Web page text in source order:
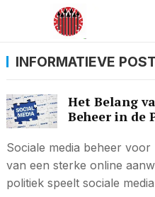
INFORMATIEVE
Het Belang
Beheer in de
Sociale media beheer
van een sterke online
politiek speelt sociale